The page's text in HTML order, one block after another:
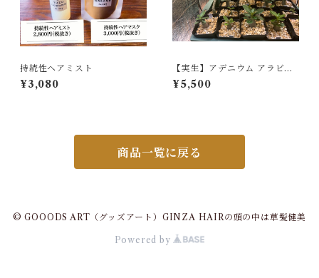
持続性ヘアミスト
¥3,080
【実生】アデニウム アラビカ
ム ラシニー Adenium arabic
um Ra-Chi-Nee-Pan-Dok
¥5,500
商品一覧に戻る
© GOOODS ART（グッズアート）GINZA HAIRの頭の中は草髪健美
Powered by